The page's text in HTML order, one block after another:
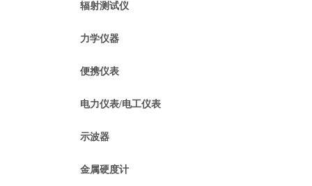
辐射测试仪
力学仪器
便携仪表
电力仪表/电工仪表
示波器
金属硬度计